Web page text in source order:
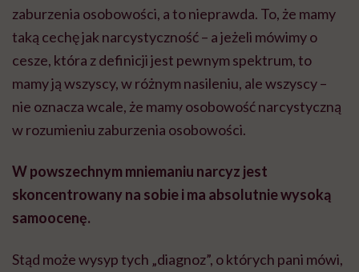
zaburzenia osobowości, a to nieprawda. To, że mamy
taką cechę jak narcystyczność – a jeżeli mówimy o
cesze, która z definicji jest pewnym spektrum, to
mamy ją wszyscy, w różnym nasileniu, ale wszyscy –
nie oznacza wcale, że mamy osobowość narcystyczną
w rozumieniu zaburzenia osobowości.
W powszechnym mniemaniu narcyz jest
skoncentrowany na sobie i ma absolutnie wysoką
samoocenę.
Stąd może wysyp tych „diagnoz”, o których pani mówi,